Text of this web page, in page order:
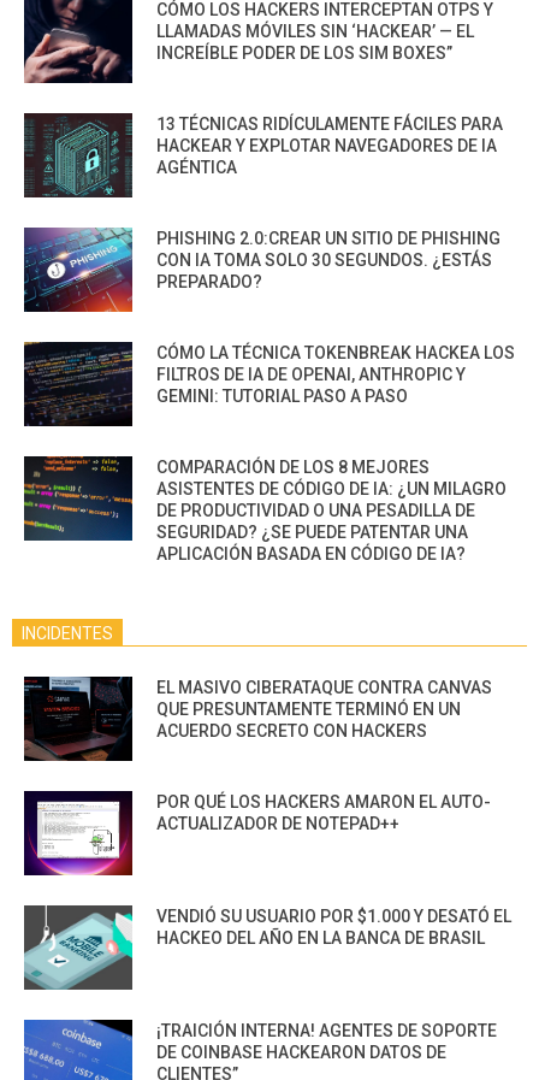
CÓMO LOS HACKERS INTERCEPTAN OTPS Y
LLAMADAS MÓVILES SIN ‘HACKEAR’ — EL
INCREÍBLE PODER DE LOS SIM BOXES”
13 TÉCNICAS RIDÍCULAMENTE FÁCILES PARA
HACKEAR Y EXPLOTAR NAVEGADORES DE IA
AGÉNTICA
PHISHING 2.0:CREAR UN SITIO DE PHISHING
CON IA TOMA SOLO 30 SEGUNDOS. ¿ESTÁS
PREPARADO?
CÓMO LA TÉCNICA TOKENBREAK HACKEA LOS
FILTROS DE IA DE OPENAI, ANTHROPIC Y
GEMINI: TUTORIAL PASO A PASO
COMPARACIÓN DE LOS 8 MEJORES
ASISTENTES DE CÓDIGO DE IA: ¿UN MILAGRO
DE PRODUCTIVIDAD O UNA PESADILLA DE
SEGURIDAD? ¿SE PUEDE PATENTAR UNA
APLICACIÓN BASADA EN CÓDIGO DE IA?
INCIDENTES
EL MASIVO CIBERATAQUE CONTRA CANVAS
QUE PRESUNTAMENTE TERMINÓ EN UN
ACUERDO SECRETO CON HACKERS
POR QUÉ LOS HACKERS AMARON EL AUTO-
ACTUALIZADOR DE NOTEPAD++
VENDIÓ SU USUARIO POR $1.000 Y DESATÓ EL
HACKEO DEL AÑO EN LA BANCA DE BRASIL
¡TRAICIÓN INTERNA! AGENTES DE SOPORTE
DE COINBASE HACKEARON DATOS DE
CLIENTES”